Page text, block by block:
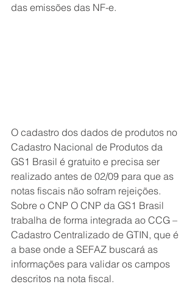
das emissões das NF-e.
O cadastro dos dados de produtos no
Cadastro Nacional de Produtos da
GS1 Brasil é gratuito e precisa ser
realizado antes de 02/09 para que as
notas fiscais não sofram rejeições.
Sobre o CNP O CNP da GS1 Brasil
trabalha de forma integrada ao CCG –
Cadastro Centralizado de GTIN, que é
a base onde a SEFAZ buscará as
informações para validar os campos
descritos na nota fiscal.